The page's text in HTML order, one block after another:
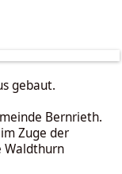
gebaut.
Bernrieth.
Zuge der
Waldthurn